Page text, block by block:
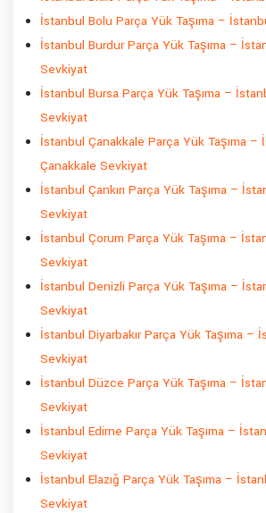
İstanbul Bolu Parça Yük Taşıma –
İstanbul Burdur Parça Yük Taşıma –
Sevkiyat
İstanbul Bursa Parça Yük Taşıma –
Sevkiyat
İstanbul Çanakkale Parça Yük Taşıma –
Çanakkale Sevkiyat
İstanbul Çankırı Parça Yük Taşıma –
Sevkiyat
İstanbul Çorum Parça Yük Taşıma –
Sevkiyat
İstanbul Denizli Parça Yük Taşıma –
Sevkiyat
İstanbul Diyarbakır Parça Yük Taşıma –
Sevkiyat
İstanbul Düzce Parça Yük Taşıma –
Sevkiyat
İstanbul Edirne Parça Yük Taşıma –
Sevkiyat
İstanbul Elazığ Parça Yük Taşıma –
Sevkiyat